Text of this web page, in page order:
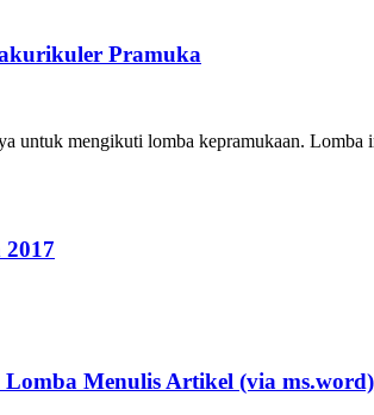
Pramuka
mengikuti lomba kepramukaan. Lomba
Menulis Artikel (via